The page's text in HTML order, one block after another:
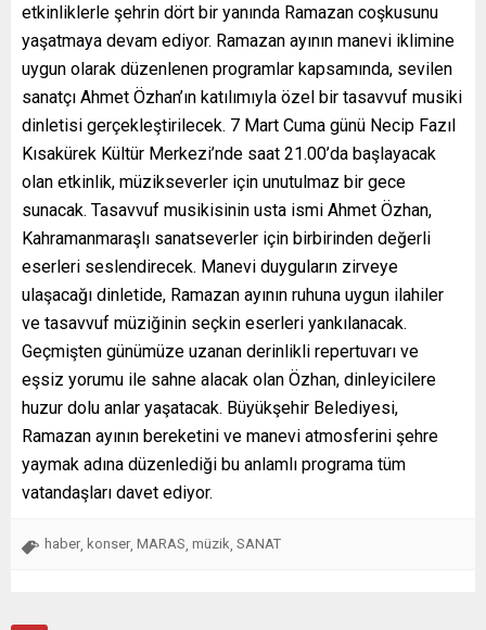
etkinliklerle şehrin dört bir yanında Ramazan coşkusunu
yaşatmaya devam ediyor. Ramazan ayının manevi iklimine
uygun olarak düzenlenen programlar kapsamında, sevilen
sanatçı Ahmet Özhan’ın katılımıyla özel bir tasavvuf musiki
dinletisi gerçekleştirilecek. 7 Mart Cuma günü Necip Fazıl
Kısakürek Kültür Merkezi’nde saat 21.00’da başlayacak
olan etkinlik, müzikseverler için unutulmaz bir gece
sunacak. Tasavvuf musikisinin usta ismi Ahmet Özhan,
Kahramanmaraşlı sanatseverler için birbirinden değerli
eserleri seslendirecek. Manevi duyguların zirveye
ulaşacağı dinletide, Ramazan ayının ruhuna uygun ilahiler
ve tasavvuf müziğinin seçkin eserleri yankılanacak.
Geçmişten günümüze uzanan derinlikli repertuvarı ve
eşsiz yorumu ile sahne alacak olan Özhan, dinleyicilere
huzur dolu anlar yaşatacak. Büyükşehir Belediyesi,
Ramazan ayının bereketini ve manevi atmosferini şehre
yaymak adına düzenlediği bu anlamlı programa tüm
vatandaşları davet ediyor.
haber konser MARAS müzik SANAT